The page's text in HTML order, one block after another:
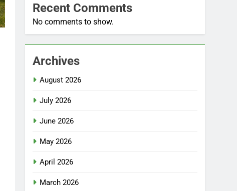
Recent Comments
No comments to show.
Archives
August 2026
July 2026
June 2026
May 2026
April 2026
March 2026